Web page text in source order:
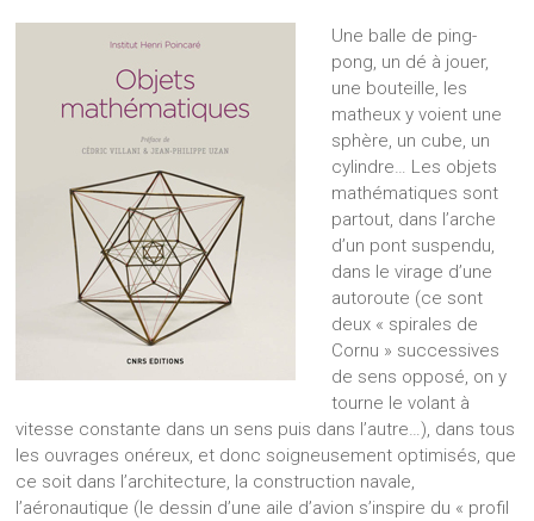
Une balle de ping-
pong, un dé à jouer,
une bouteille, les
matheux y voient une
sphère, un cube, un
cylindre… Les objets
mathématiques sont
partout, dans l’arche
d’un pont suspendu,
dans le virage d’une
autoroute (ce sont
deux « spirales de
Cornu » successives
de sens opposé, on y
tourne le volant à
vitesse constante dans un sens puis dans l’autre…), dans tous
les ouvrages onéreux, et donc soigneusement optimisés, que
ce soit dans l’architecture, la construction navale,
l’aéronautique (le dessin d’une aile d’avion s’inspire du « profil